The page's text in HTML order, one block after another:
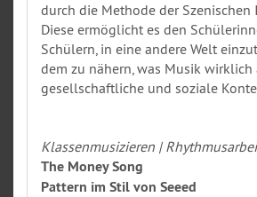
durch die Methode der Szenischen
Diese ermöglicht es den
Schülern, in eine andere Welt
dem zu nähern, was Musik wirklich
gesellschaftliche und soziale
Klassenmusizieren |
The Money Song
Pattern im Stil von Seeed